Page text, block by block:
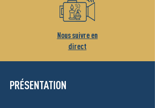
Nous suivre en
direct
PRÉSENTATION